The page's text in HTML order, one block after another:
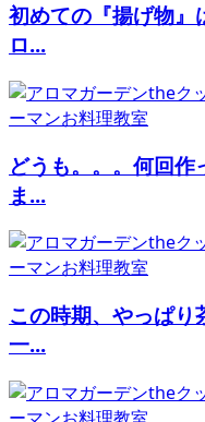
初めての『揚げ物』
ロ...
どうも。。。何回作
ま...
この時期、やっぱ
一...